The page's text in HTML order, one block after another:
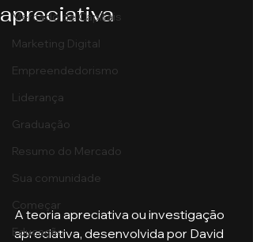
Mercado de Capitais
Marketing Digital
Empreendedorismo
Liderança
Graduação
Resumo do Mercado
Sua comunidade
Começar
Educação
apreciativa
A teoria apreciativa ou investigação
apreciativa, desenvolvida por David